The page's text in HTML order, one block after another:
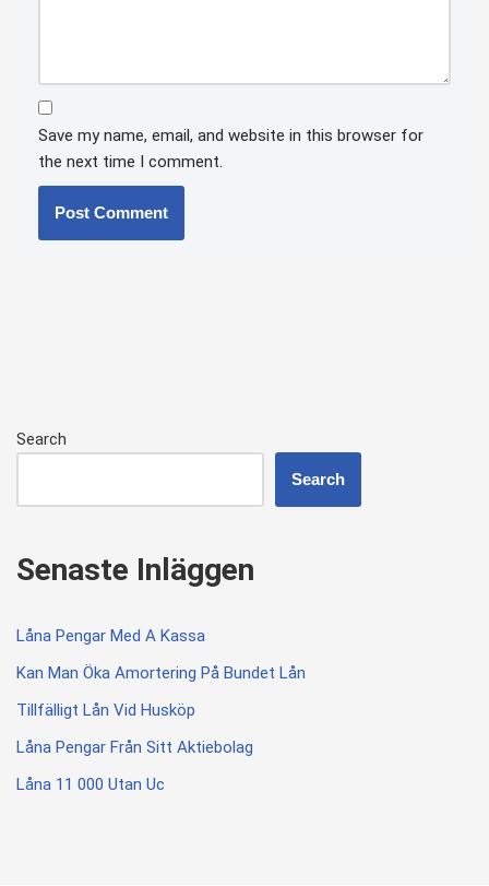
Save my name, email, and website in this browser for
the next time I comment.
Search
Search
Senaste Inläggen
Låna Pengar Med A Kassa
Kan Man Öka Amortering På Bundet Lån
Tillfälligt Lån Vid Husköp
Låna Pengar Från Sitt Aktiebolag
Låna 11 000 Utan Uc